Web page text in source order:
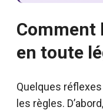
en toute
Quelques
les règles.